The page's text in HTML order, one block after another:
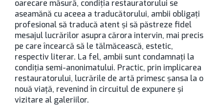
oarecare măsură, condiţia restauratorului se
aseamănă cu aceea a traducătorului, ambii obligaţi
profesional să traducă atent şi să păstreze fidel
mesajul lucrărilor asupra cărora intervin, mai precis
pe care încearcă să le tălmăcească, estetic,
respectiv literar. La fel, ambii sunt condamnaţi la
condiţia semi-anonimatului. Practic, prin implicarea
restauratorului, lucrările de artă primesc şansa la o
nouă viaţă, revenind în circuitul de expunere şi
vizitare al galeriilor.